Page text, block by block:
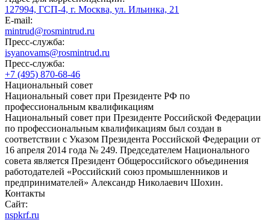
127994, ГСП-4, г. Москва, ул. Ильинка, 21
E-mail:
mintrud@rosmintrud.ru
Пресс-служба:
isyanovams@rosmintrud.ru
Пресс-служба:
+7 (495) 870-68-46
Национальный совет
Национальный совет при Президенте РФ по
профессиональным квалификациям
Национальный совет при Президенте Российской Федерации
по профессиональным квалификациям был создан в
соответствии с Указом Президента Российской Федерации от
16 апреля 2014 года № 249. Председателем Национального
совета является Президент Общероссийского объединения
работодателей «Российский союз промышленников и
предпринимателей» Александр Николаевич Шохин.
Контакты
Сайт:
nspkrf.ru